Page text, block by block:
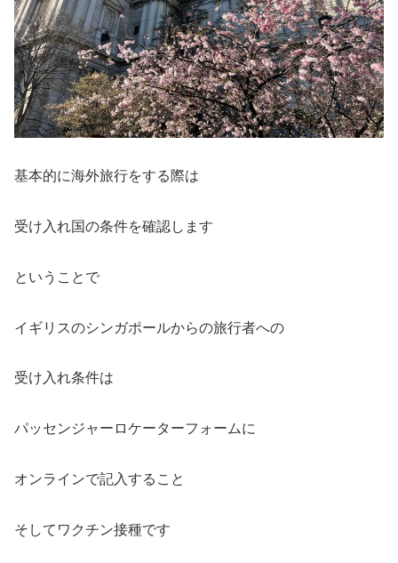
基本的に海外旅行をする際は
受け入れ国の条件を確認します
ということで
イギリスのシンガポールからの旅行者への
受け入れ条件は
パッセンジャーロケーターフォームに
オンラインで記入すること
そしてワクチン接種です